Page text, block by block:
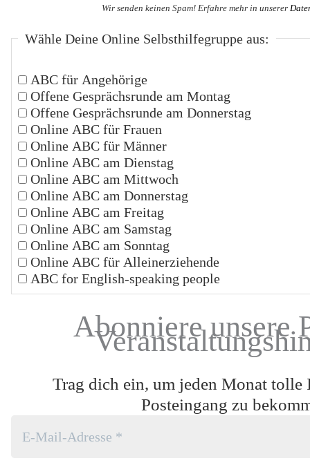
Wir senden keinen Spam! Erfahre mehr in unserer
Wähle Deine Online Selbsthilfegruppe aus:
ABC für Angehörige
Offene Gesprächsrunde am Montag
Offene Gesprächsrunde am Donnerstag
Online ABC für Frauen
Online ABC für Männer
Online ABC am Dienstag
Online ABC am Mittwoch
Online ABC am Donnerstag
Online ABC am Freitag
Online ABC am Samstag
Online ABC am Sonntag
Online ABC für Alleinerziehende
ABC for English-speaking people
Abonniere unsere
Trag dich ein, um jeden Monat tolle
Posteingang zu